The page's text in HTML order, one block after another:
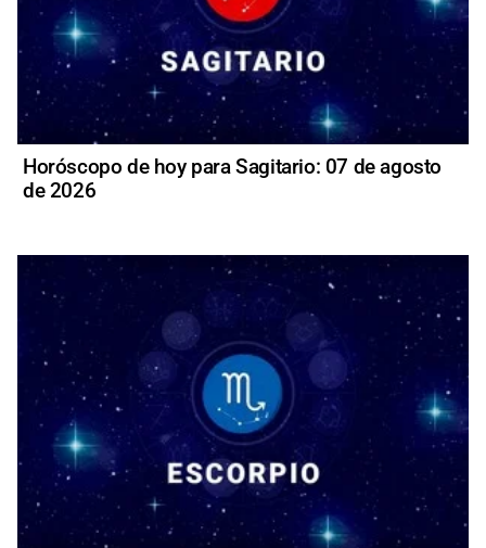
Horóscopo de hoy para Sagitario: 07 de agosto
de 2026